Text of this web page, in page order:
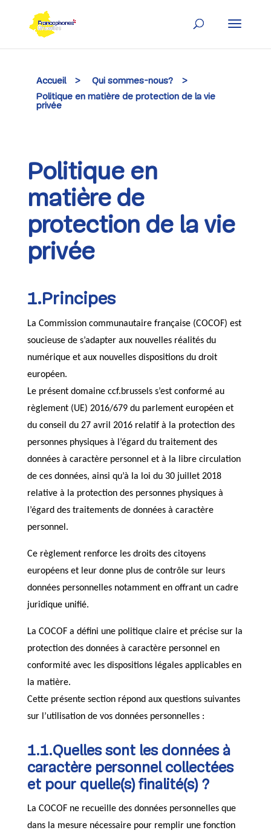
content
Accueil > Qui sommes-nous?
>
Politique en matière de protection de la vie
privée
Politique en
matière de
protection de la vie
privée
1.Principes
La Commission communautaire française (COCOF) est
soucieuse de s’adapter aux nouvelles réalités du
numérique et aux nouvelles dispositions du droit
européen.
Le présent domaine ccf.brussels s’est conformé au
règlement (UE) 2016/679 du parlement européen et
du conseil du 27 avril 2016 relatif à la protection des
personnes physiques à l’égard du traitement des
données à caractère personnel et à la libre circulation
de ces données, ainsi qu’à la loi du 30 juillet 2018
relative à la protection des personnes physiques à
l’égard des traitements de données à caractère
personnel.
Ce règlement renforce les droits des citoyens
européens et leur donne plus de contrôle sur leurs
données personnelles notamment en offrant un cadre
juridique unifié.
La COCOF a défini une politique claire et précise sur la
protection des données à caractère personnel en
conformité avec les dispositions légales applicables en
la matière.
Cette présente section répond aux questions suivantes
sur l’utilisation de vos données personnelles :
1.1.Quelles sont les données à
caractère personnel collectées
et pour quelle(s) finalité(s) ?
La COCOF ne recueille des données personnelles que
dans la mesure nécessaire pour remplir une fonction